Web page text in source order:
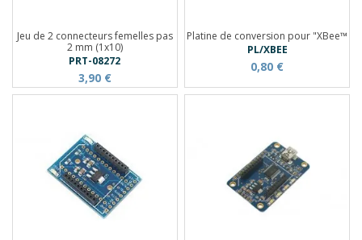
Jeu de 2 connecteurs femelles pas
2 mm (1x10)
PRT-08272
3,90 €
Platine de conversion pour "XBee™
PL/XBEE
0,80 €